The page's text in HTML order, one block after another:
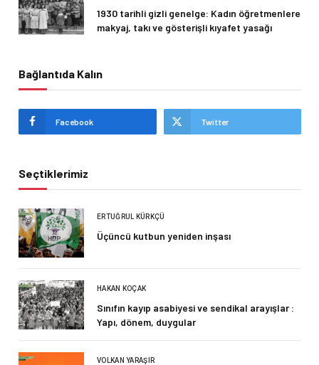
1930 tarihli gizli genelge: Kadın öğretmenlere
makyaj, takı ve gösterişli kıyafet yasağı
Bağlantıda Kalın
Facebook Twitter
Seçtiklerimiz
ERTUĞRUL KÜRKÇÜ
Üçüncü kutbun yeniden inşası
HAKAN KOÇAK
Sınıfın kayıp asabiyesi ve sendikal arayışlar :
Yapı, dönem, duygular
VOLKAN YARAŞIR